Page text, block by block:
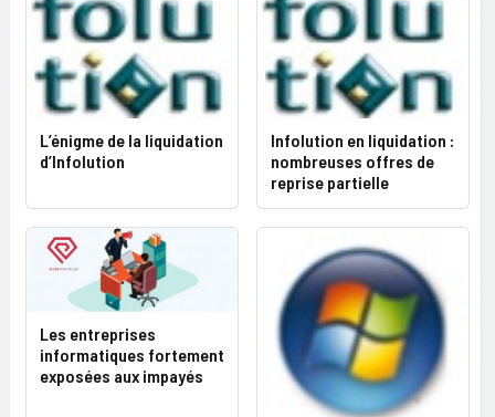
L’énigme de la liquidation
d’Infolution
Infolution en liquidation :
nombreuses offres de
reprise partielle
Les entreprises
informatiques fortement
exposées aux impayés